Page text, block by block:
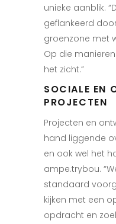
unieke aanblik.
geflankeerd
groenzone met
Op die
het zicht.”
SOCIALE EN
PROJECTEN
Projecten en
hand liggende
en ook wel het
ampe.trybou.
standaard
kijken met een
opdracht en